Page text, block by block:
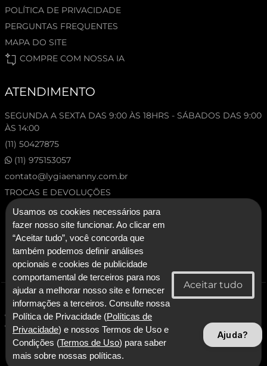
POLÍTICA DE PRIVACIDADE
PERGUNTAS FREQUENTES
MAPA DO SITE
COMPRE COM NOSSA IA
ATENDIMENTO
SEGUNDA A SEXTA DAS 9:00 ÀS 18HRS - SÁBADOS DAS 9:00
ÀS 14:00
(11) 50427875
(11) 975153057
contato@lygiaenanny.com.br
TROCAS E DEVOLUÇÕES
© 2026 Lygia & Nanny. Todos os direitos reservados.
CNPJ: 53.227.120/0001-92 - Lygia & Nanny Artesanato Confeccoes e
Comercio LTDA
Com Tecnologia SmarterApp
Usamos os cookies necessários para
fazer nosso site funcionar. Ao clicar em
“Aceitar tudo”, você concorda que
também podemos definir análises
opcionais e cookies de publicidade
comportamental de terceiros para nos
ajudar a melhorar nosso site e fornecer
informações a terceiros. Consulte nossa
Política de Privacidade (Políticas de
Privacidade) e nossos Termos de Uso e
Condições (Termos de Uso) para saber
mais sobre nossas políticas.
Ajuda?